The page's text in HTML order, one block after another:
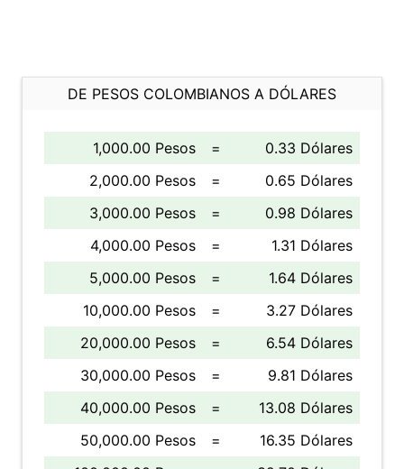
DE PESOS COLOMBIANOS A DÓLARES
1,000.00 Pesos =
0.33 Dólares
2,000.00 Pesos
=
0.65 Dólares
3,000.00 Pesos
=
0.98 Dólares
4,000.00 Pesos
=
1.31 Dólares
5,000.00 Pesos
=
1.64 Dólares
10,000.00 Pesos
=
3.27 Dólares
20,000.00 Pesos
=
6.54 Dólares
30,000.00 Pesos
=
9.81 Dólares
40,000.00 Pesos
=
13.08 Dólares
50,000.00 Pesos
=
16.35 Dólares